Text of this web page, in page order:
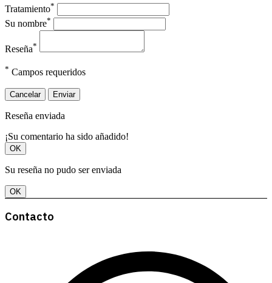
Tratamiento*
Su nombre*
Reseña*
* Campos requeridos
Cancelar Enviar
Reseña enviada
¡Su comentario ha sido añadido!
OK
Su reseña no pudo ser enviada
OK
Contacto